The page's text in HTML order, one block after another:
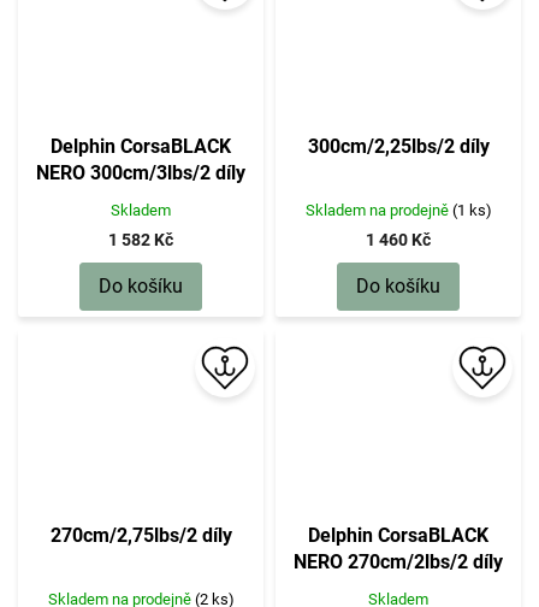
Delphin CorsaBLACK
NERO 300cm/3lbs/2 díly
Skladem
1 582 Kč
Do košíku
300cm/2,25lbs/2 díly
Skladem na prodejně (1 ks)
1 460 Kč
Do košíku
270cm/2,75lbs/2 díly
Skladem na prodejně (2 ks)
Delphin CorsaBLACK
NERO 270cm/2lbs/2 díly
Skladem